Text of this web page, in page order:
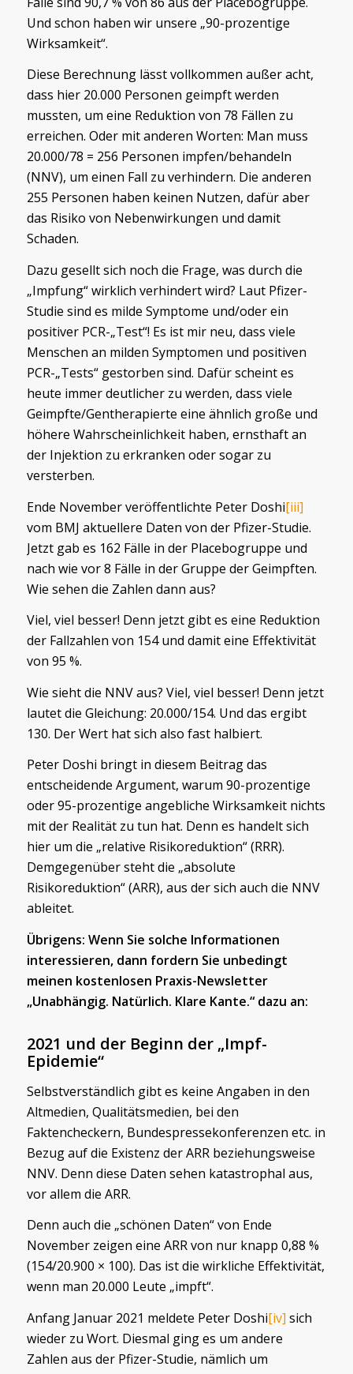
Und schon haben wir unsere „90-prozentige
Wirksamkeit“.
Diese Berechnung lässt vollkommen außer acht,
dass hier 20.000 Personen geimpft werden
mussten, um eine Reduktion von 78 Fällen zu
erreichen. Oder mit anderen Worten: Man muss
20.000/78 = 256 Personen impfen/behandeln
(NNV), um einen Fall zu verhindern. Die anderen
255 Personen haben keinen Nutzen, dafür aber
das Risiko von Nebenwirkungen und damit
Schaden.
Dazu gesellt sich noch die Frage, was durch die
„Impfung“ wirklich verhindert wird? Laut Pfizer-
Studie sind es milde Symptome und/oder ein
positiver PCR-„Test“! Es ist mir neu, dass viele
Menschen an milden Symptomen und positiven
PCR-„Tests“ gestorben sind. Dafür scheint es
heute immer deutlicher zu werden, dass viele
Geimpfte/Gentherapierte eine ähnlich große und
höhere Wahrscheinlichkeit haben, ernsthaft an
der Injektion zu erkranken oder sogar zu
versterben.
Ende November veröffentlichte Peter Doshi[iii]
vom BMJ aktuellere Daten von der Pfizer-Studie.
Jetzt gab es 162 Fälle in der Placebogruppe und
nach wie vor 8 Fälle in der Gruppe der Geimpften.
Wie sehen die Zahlen dann aus?
Viel, viel besser! Denn jetzt gibt es eine Reduktion
der Fallzahlen von 154 und damit eine Effektivität
von 95 %.
Wie sieht die NNV aus? Viel, viel besser! Denn jetzt
lautet die Gleichung: 20.000/154. Und das ergibt
130. Der Wert hat sich also fast halbiert.
Peter Doshi bringt in diesem Beitrag das
entscheidende Argument, warum 90-prozentige
oder 95-prozentige angebliche Wirksamkeit nichts
mit der Realität zu tun hat. Denn es handelt sich
hier um die „relative Risikoreduktion“ (RRR).
Demgegenüber steht die „absolute
Risikoreduktion“ (ARR), aus der sich auch die NNV
ableitet.
Übrigens: Wenn Sie solche Informationen
interessieren, dann fordern Sie unbedingt
meinen kostenlosen Praxis-Newsletter
„Unabhängig. Natürlich. Klare Kante.“ dazu an:
2021 und der Beginn der „Impf-
Epidemie“
Selbstverständlich gibt es keine Angaben in den
Altmedien, Qualitätsmedien, bei den
Faktencheckern, Bundespressekonferenzen etc. in
Bezug auf die Existenz der ARR beziehungsweise
NNV. Denn diese Daten sehen katastrophal aus,
vor allem die ARR.
Denn auch die „schönen Daten“ von Ende
November zeigen eine ARR von nur knapp 0,88 %
(154/20.900 × 100). Das ist die wirkliche Effektivität,
wenn man 20.000 Leute „impft“.
Anfang Januar 2021 meldete Peter Doshi[iv] sich
wieder zu Wort. Diesmal ging es um andere
Zahlen aus der Pfizer-Studie, nämlich um